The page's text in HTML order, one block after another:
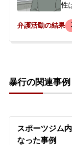
性
て
の
た
弁護活動の結果
暴行の関連事例
スポーツジム
なった事例